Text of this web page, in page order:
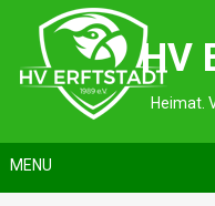
content
HV
Heimat.
MENU